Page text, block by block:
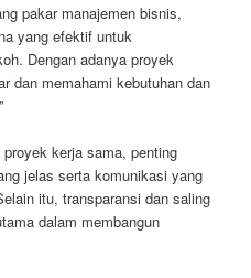
pakar manajemen bisnis,
yang efektif untuk
Dengan adanya proyek
dan memahami kebutuhan dan
kerja sama, penting
jelas serta komunikasi yang
itu, transparansi dan saling
dalam membangun